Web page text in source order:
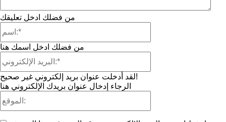
من فضلك ادخل تعليقك
من فضلك ادخل اسمك هنا
لقد أدخلت عنوان بريد إلكتروني غير صحيح!
الرجاء إدخال عنوان بريدك الإلكتروني هنا